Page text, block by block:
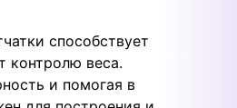
способствует
контролю веса.
и помогая в